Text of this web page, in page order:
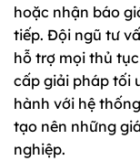
hoặc nhận báo
tiếp. Đội ngũ tư
hỗ trợ mọi thủ
cấp giải pháp tối
hành với hệ
tạo nên những
nghiệp.